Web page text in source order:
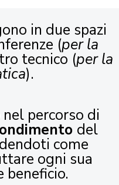
in due spazi
(per la
tecnico (per la
).
percorso di
del
come
ogni sua
beneficio.